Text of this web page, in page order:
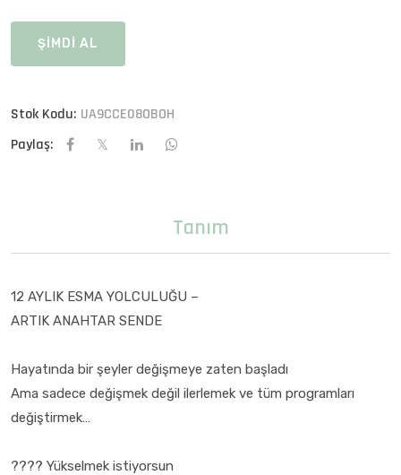
ŞİMDİ AL
Stok Kodu: UA9CCE08OBOH
Paylaş:
Tanım
12 AYLIK ESMA YOLCULUĞU –
ARTIK ANAHTAR SENDE
Hayatında bir şeyler değişmeye zaten başladı
Ama sadece değişmek değil ilerlemek ve tüm programları
değiştirmek…
???? Yükselmek istiyorsun